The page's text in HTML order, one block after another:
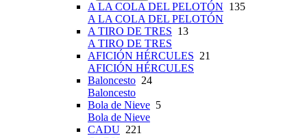
A LA COLA DEL PELOTÓN 135
A LA COLA DEL PELOTÓN
A TIRO DE TRES 13
A TIRO DE TRES
AFICIÓN HÉRCULES 21
AFICIÓN HÉRCULES
Baloncesto 24
Baloncesto
Bola de Nieve 5
Bola de Nieve
CADU 221